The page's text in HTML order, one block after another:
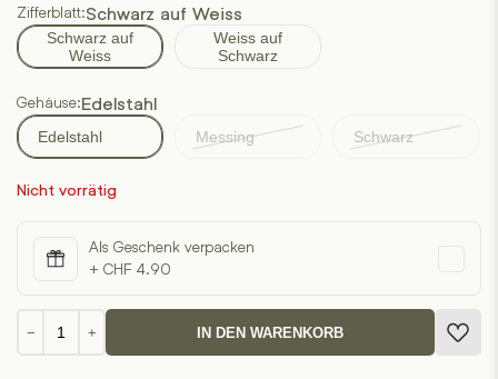
Zifferblatt:Schwarz auf Weiss
Schwarz auf
Weiss
Weiss auf
Schwarz
Gehäuse:Edelstahl
Edelstahl Messing Schwarz
Nicht vorrätig
Als Geschenk verpacken
+ CHF 4.90
− + IN DEN WARENKORB